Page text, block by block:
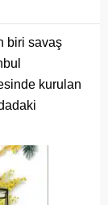
biri savaş
kurulan